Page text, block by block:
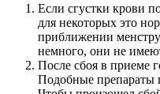
Если сгустки крови
для некоторых это
приближении
немного, они не
После сбоя в приеме
Подобные препараты